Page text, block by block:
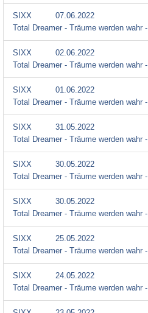
SIXX
07.06.2022
Total Dreamer - Träume werden wahr -
SIXX
02.06.2022
Total Dreamer - Träume werden wahr -
SIXX
01.06.2022
Total Dreamer - Träume werden wahr -
SIXX
31.05.2022
Total Dreamer - Träume werden wahr -
SIXX
30.05.2022
Total Dreamer - Träume werden wahr -
SIXX
30.05.2022
Total Dreamer - Träume werden wahr -
SIXX
25.05.2022
Total Dreamer - Träume werden wahr -
SIXX
24.05.2022
Total Dreamer - Träume werden wahr -